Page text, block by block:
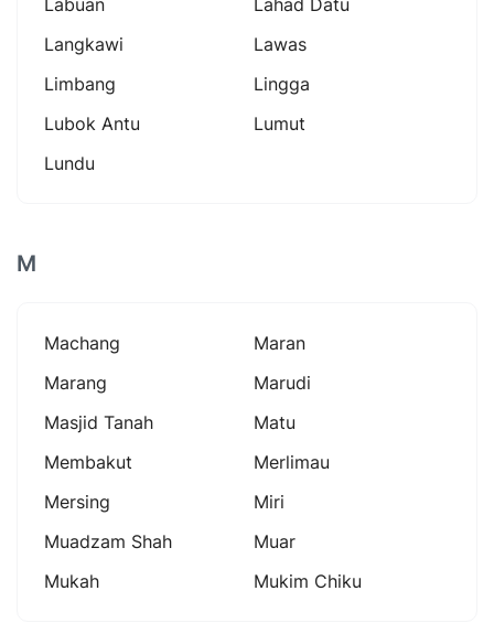
Langkawi
Lawas
Limbang
Lingga
Lubok Antu
Lumut
Lundu
M
Machang
Maran
Marang
Marudi
Masjid Tanah
Matu
Membakut
Merlimau
Mersing
Miri
Muadzam Shah
Muar
Mukah
Mukim Chiku